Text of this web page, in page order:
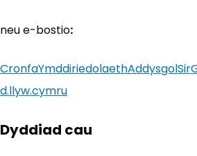
neu e-bostio:
d.llyw.cymru
Dyddiad cau